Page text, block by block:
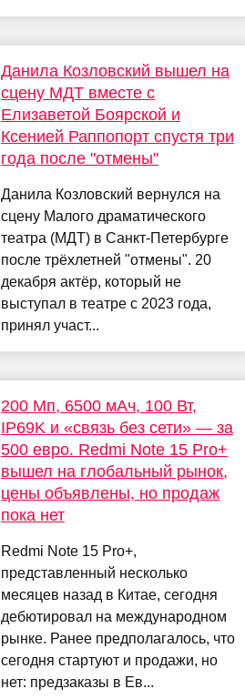
Данила Козловский вышел на
сцену МДТ вместе с
Елизаветой Боярской и
Ксенией Раппопорт спустя три
года после "отмены"
Данила Козловский вернулся на
сцену Малого драматического
театра (МДТ) в Санкт-Петербурге
после трёхлетней "отмены". 20
декабря актёр, который не
выступал в театре с 2023 года,
принял участ...
200 Мп, 6500 мАч, 100 Вт,
IP69K и «связь без сети» — за
500 евро. Redmi Note 15 Pro+
вышел на глобальный рынок,
цены объявлены, но продаж
пока нет
Redmi Note 15 Pro+,
представленный несколько
месяцев назад в Китае, сегодня
дебютировал на международном
рынке. Ранее предполагалось, что
сегодня стартуют и продажи, но
нет: предзаказы в Ев...